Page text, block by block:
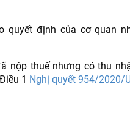
quyết định của cơ quan
nộp thuế nhưng có thu
1 Nghị quyết 954/2020/